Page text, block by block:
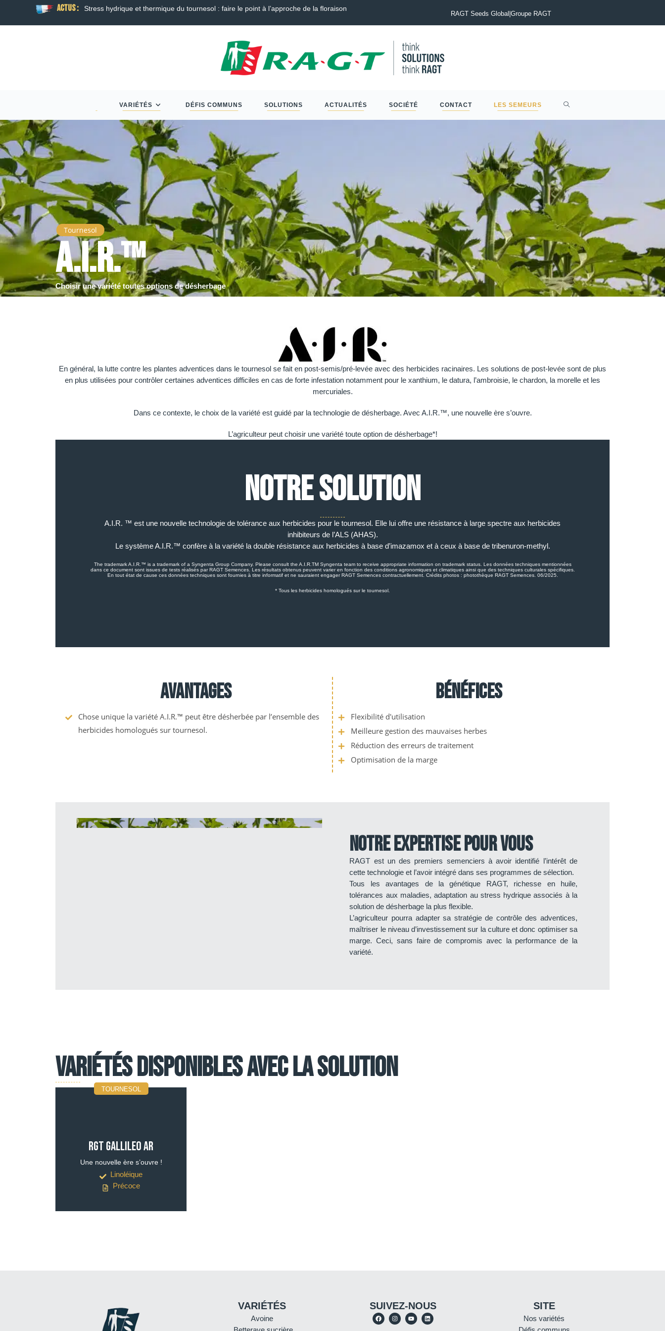
ACTUS : Guide Semis d’Automne 2026 : Colza, Blé Tendre, Couverts, Céréales à paille et Protéagineux…
RAGT Seeds Global|Groupe RAGT
VARIÉTÉS DÉFIS COMMUNS SOLUTIONS ACTUALITÉS SOCIÉTÉ CONTACT LES SEMEURS
Tournesol
A.I.R.™
Choisir une variété toutes options de désherbage
En général, la lutte contre les plantes adventices dans le tournesol se fait en post-semis/pré-levée avec des herbicides racinaires. Les solutions de post-levée sont de plus
en plus utilisées pour contrôler certaines adventices difficiles en cas de forte infestation notamment pour le xanthium, le datura, l’ambroisie, le chardon, la morelle et les
mercuriales.
Dans ce contexte, le choix de la variété est guidé par la technologie de désherbage. Avec A.I.R.™, une nouvelle ère s’ouvre.
L’agriculteur peut choisir une variété toute option de désherbage*!
Notre solution
A.I.R. ™ est une nouvelle technologie de tolérance aux herbicides pour le tournesol. Elle lui offre une résistance à large spectre aux herbicides
inhibiteurs de l’ALS (AHAS).
Le système A.I.R.™ confère à la variété la double résistance aux herbicides à base d’imazamox et à ceux à base de tribenuron-methyl.
The trademark A.I.R.™ is a trademark of a Syngenta Group Company. Please consult the A.I.R.TM Syngenta team to receive appropriate information on trademark status. Les données techniques mentionnées
dans ce document sont issues de tests réalisés par RAGT Semences. Les résultats obtenus peuvent varier en fonction des conditions agronomiques et climatiques ainsi que des techniques culturales spécifiques.
En tout état de cause ces données techniques sont fournies à titre informatif et ne sauraient engager RAGT Semences contractuellement. Crédits photos : photothèque RAGT Semences. 06/2025.
* Tous les herbicides homologués sur le tournesol.
Avantages
Chose unique la variété A.I.R.™ peut être désherbée par l’ensemble des
herbicides homologués sur tournesol.
Bénéfices
Flexibilité d'utilisation
Meilleure gestion des mauvaises herbes
Réduction des erreurs de traitement
Optimisation de la marge
Notre expertise pour vous
RAGT est un des premiers semenciers à avoir identifié l’intérêt de
cette technologie et l’avoir intégré dans ses programmes de sélection.
Tous les avantages de la génétique RAGT, richesse en huile,
tolérances aux maladies, adaptation au stress hydrique associés à la
solution de désherbage la plus flexible.
L’agriculteur pourra adapter sa stratégie de contrôle des adventices,
maîtriser le niveau d’investissement sur la culture et donc optimiser sa
marge. Ceci, sans faire de compromis avec la performance de la
variété.
Variétés disponibles avec la solution
TOURNESOL
RGT GALLILEO AR
Une nouvelle ère s’ouvre !
Linoléique
Précoce
VARIÉTÉS
Avoine
SUIVEZ-NOUS SITE
Nos variétés